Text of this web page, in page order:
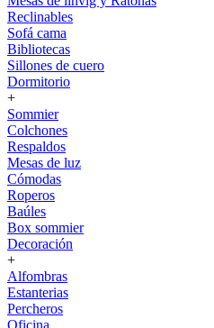
Reclinables
Sofá cama
Bibliotecas
Sillones de cuero
Dormitorio
+
Sommier
Colchones
Respaldos
Mesas de luz
Cómodas
Roperos
Baúles
Box sommier
Decoración
+
Alfombras
Estanterias
Percheros
Oficina